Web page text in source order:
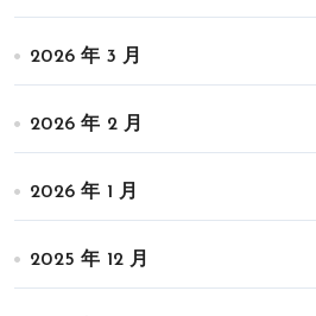
2026 年 3 月
2026 年 2 月
2026 年 1 月
2025 年 12 月